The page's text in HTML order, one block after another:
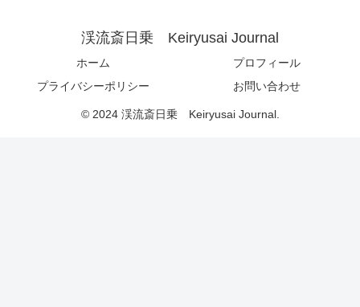
渓流斎日乗 Keiryusai Journal
ホーム
プロフィール
プライバシーポリシー
お問い合わせ
© 2024 渓流斎日乗 Keiryusai Journal.